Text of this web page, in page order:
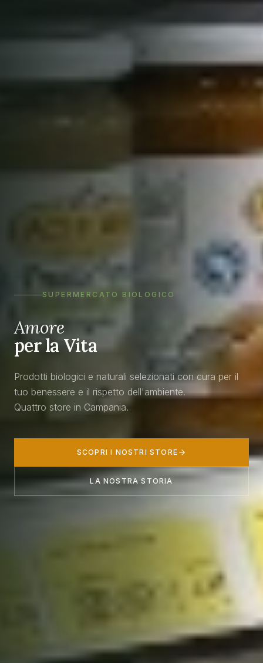
SUPERMERCATO BIOLOGICO
Amore
per la Vita
Prodotti biologici e naturali selezionati con cura per il
tuo benessere e il rispetto dell'ambiente.
Quattro store in Campania.
SCOPRI I NOSTRI STORE
LA NOSTRA STORIA